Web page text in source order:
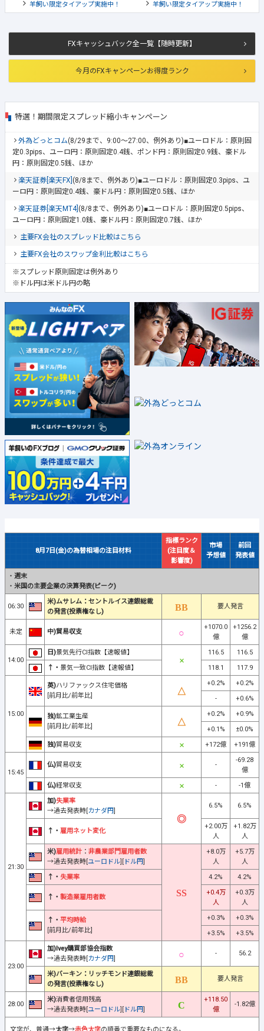
FXキャッシュバック全一覧【随時更新】
今月のFXキャンペーンお得度ランク
特選！期間限定スプレッド縮小キャンペーン
外為どっとコム(8/29まで、9:00～27:00、例外あり)■ユーロドル：原則固
定0.3pips、ユーロ円：原則固定0.4銭、ポンド円：原則固定0.9銭、豪ドル
円：原則固定0.5銭、ほか
楽天証券[楽天FX] (8/8まで、例外あり)■ユーロドル：原則固定0.3pips、ユ
ーロ円：原則固定0.4銭、豪ドル円：原則固定0.5銭、ほか
楽天証券[楽天MT4] (8/8まで、例外あり)■ユーロドル：原則固定0.5pips、
ユーロ円：原則固定1.0銭、豪ドル円：原則固定0.7銭、ほか
主要FX会社のスプレッド比較はこちら
主要FX会社のスワップ金利比較はこちら
※スプレッド原則固定は例外あり
※ドル円は米ドル円の略
8月7日(金)の為替相場の注目材料
指標ランク
(注目度＆
影響度)
市場
予想値
前回
発表値
・ 週末
・ 米国の主要企業の決算発表(ピーク)
06:30
米)ムサレム：セントルイス連銀総裁
の発言(投票権なし)
要人発言
未定 中)貿易収支
+1070.0
億
+1256.2
億
14:00
日)景気先行CI指数【速報値】 116.5
116.5
↑・ 景気一致CI指数【速報値】 118.1 117.9
15:00
英)ハリファックス住宅価格
[前月比/前年比]
+0.2%
+0.2%
-
+0.6%
独)鉱工業生産
[前月比/前年比]
+0.2%
+0.9%
+0.1%
±0.0%
独)貿易収支 +172億 +191億
15:45
仏)貿易収支 -
-69.28
億
仏)経常収支 - -1億
21:30
加)失業率
→過去発表時[カナダ円]
6.5% 6.5%
↑・ 雇用ネット変化
+2.00万
人
+1.82万
人
米)雇用統計 ： 非農業部門雇用者数
→過去発表時[ユーロドル][ ドル円]
+8.0万
人
+5.7万
人
↑・ 失業率 4.2% 4.2%
↑・ 製造業雇用者数
+0.4万
人
+0.3万
人
↑・ 平均時給
[前月比/前年比]
+0.3%
+0.3%
+3.5%
+3.5%
23:00
加)Ivey購買部協会指数
→過去発表時[カナダ円]
- 56.2
米)バーキン：リッチモンド連銀総裁
の発言(投票権なし)
要人発言
28:00
米)消費者信用残高
→過去発表時[ユーロドル][ ドル円]
+118.50
億
-1.82億
文字が、普通→太字→赤色太字の順番で重要なものになる。
羊飼い限定タイアップ実施中！ 羊飼い限定タイアップ実施中！